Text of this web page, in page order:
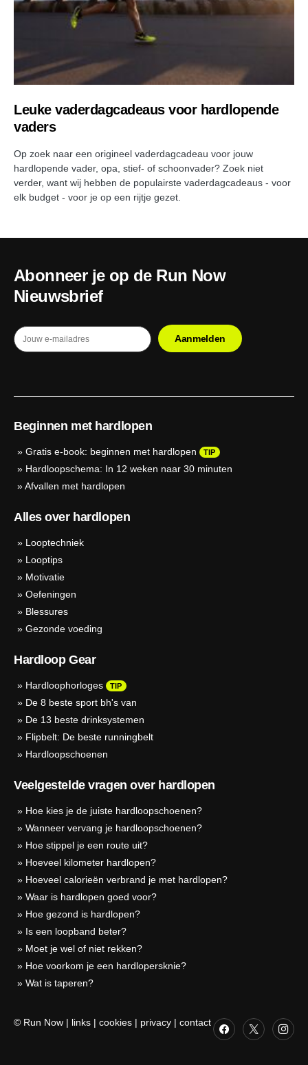
Leuke vaderdagcadeaus voor hardlopende
vaders
Op zoek naar een origineel vaderdagcadeau voor jouw
hardlopende vader, opa, stief- of schoonvader? Zoek niet
verder, want wij hebben de populairste vaderdagcadeaus - voor
elk budget - voor je op een rijtje gezet.
Abonneer je op de Run Now
Nieuwsbrief
Beginnen met hardlopen
» Gratis e-book: beginnen met hardlopen TIP
» Hardloopschema: In 12 weken naar 30 minuten
»Afvallen met hardlopen
Alles over hardlopen
» Looptechniek
» Looptips
» Motivatie
» Oefeningen
» Blessures
» Gezonde voeding
Hardloop Gear
» Hardloophorloges TIP
» De 8 beste sport bh's van
» De 13 beste drinksystemen
» Flipbelt: De beste runningbelt
» Hardloopschoenen
Veelgestelde vragen over hardlopen
» Hoe kies je de juiste hardloopschoenen?
» Wanneer vervang je hardloopschoenen?
» Hoe stippel je een route uit?
» Hoeveel kilometer hardlopen?
» Hoeveel calorieën verbrand je met hardlopen?
» Waar is hardlopen goed voor?
» Hoe gezond is hardlopen?
» Is een loopband beter?
» Moet je wel of niet rekken?
» Hoe voorkom je een hardlopersknie?
» Wat is taperen?
© Run Now | links | cookies | privacy | contact